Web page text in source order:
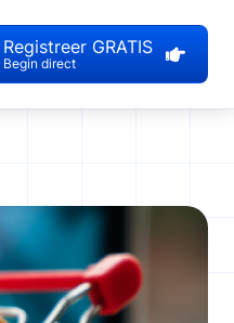
Registreer GRATIS
Begin direct